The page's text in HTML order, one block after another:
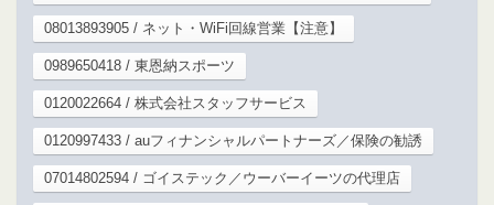
08013893905 / ネット・WiFi回線営業【注意】
0989650418 / 東恩納スポーツ
0120022664 / 株式会社スタッフサービス
0120997433 / auフィナンシャルパートナーズ／保険の勧誘
07014802594 / ゴイステック／ウーバーイーツの代理店